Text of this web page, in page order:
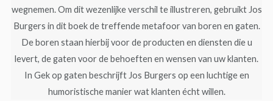
wegnemen. Om dit wezenlijke verschil te illustreren, gebruikt Jos
Burgers in dit boek de treffende metafoor van boren en gaten.
De boren staan hierbij voor de producten en diensten die u
levert, de gaten voor de behoeften en wensen van uw klanten.
In Gek op gaten beschrijft Jos Burgers op een luchtige en
humoristische manier wat klanten écht willen.